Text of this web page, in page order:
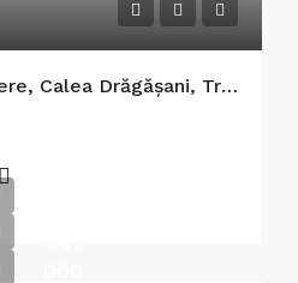
Apartament 4 camere, Calea Drăgășani, Trivale